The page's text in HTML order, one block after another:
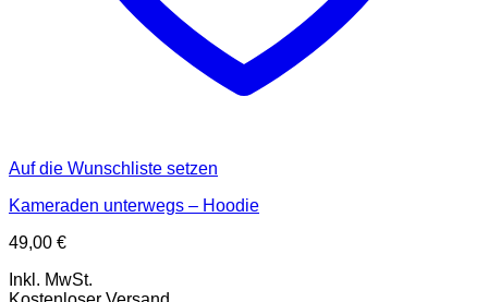
Auf die Wunschliste setzen
Kameraden unterwegs – Hoodie
49,00 €
Inkl. MwSt.